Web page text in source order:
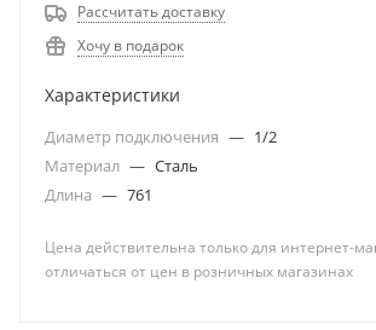
Рассчитать доставку
Хочу в подарок
Характеристики
Диаметр подключения — 1/2
Материал — Сталь
Длина — 761
Цена действительна только для интернет-
отличаться от цен в розничных магазинах